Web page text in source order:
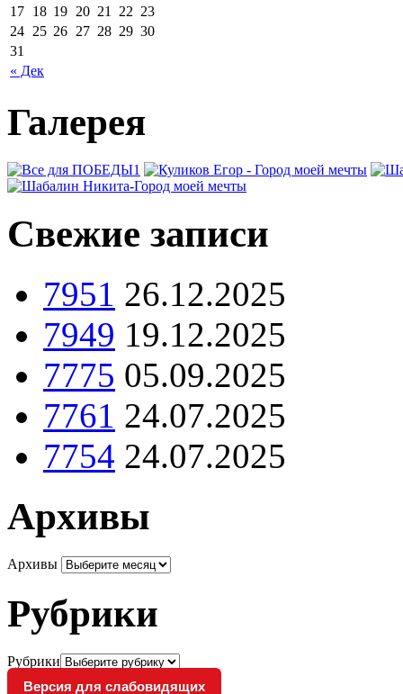
« Дек
17 18 19 20 21 22 23
24 25 26 27 28 29 30
31
Галерея
Свежие записи
7951 26.12.2025
7949 19.12.2025
7775 05.09.2025
7761 24.07.2025
7754 24.07.2025
Архивы
Архивы
Рубрики
Рубрики
Версия для слабовидящих